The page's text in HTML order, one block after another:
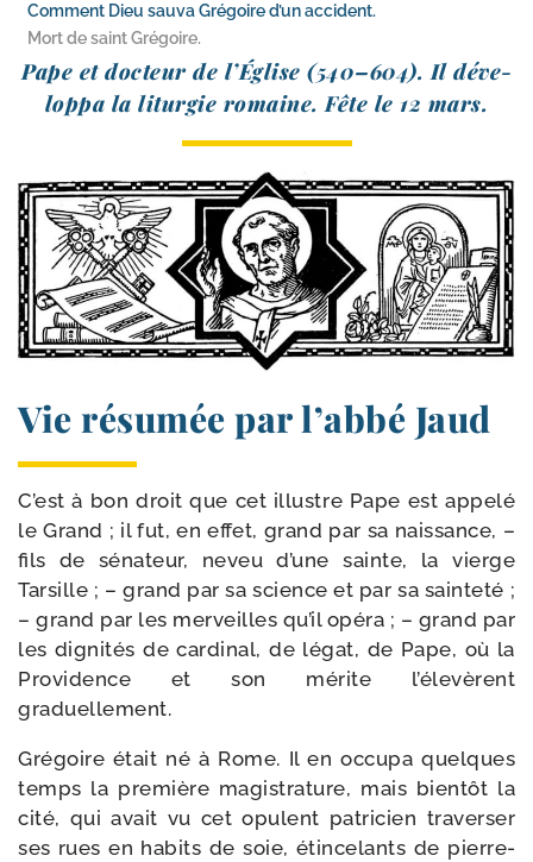
Comment Dieu sauva Grégoire d’un accident.
Mort de saint Grégoire.
Pape et doc­teur de l’Église (540–604). Il déve­
lop­pa la litur­gie romaine. Fête le 12 mars.
Vie résumée par l’abbé Jaud
C’est à bon droit que cet illustre Pape est appe­lé
le Grand ; il fut, en effet, grand par sa nais­sance, –
fils de séna­teur, neveu d’une sainte, la vierge
Tarsille ; – grand par sa science et par sa sain­te­té ;
– grand par les mer­veilles qu’il opé­ra ; – grand par
les digni­tés de car­di­nal, de légat, de Pape, où la
Providence et son mérite l’é­le­vèrent
graduellement.
Grégoire était né à Rome. Il en occu­pa quelques
temps la pre­mière magis­tra­ture, mais bien­tôt la
cité, qui avait vu cet opu­lent patri­cien tra­ver­ser
ses rues en habits de soie, étin­ce­lants de pier­re­